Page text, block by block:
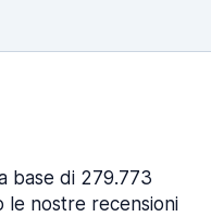
base di 279.773
le nostre recensioni